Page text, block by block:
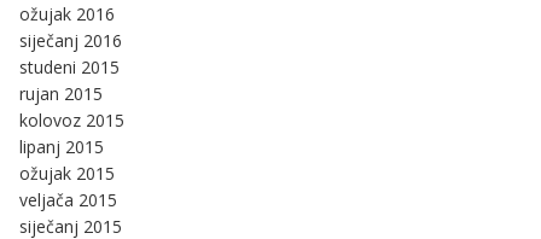
ožujak 2016
siječanj 2016
studeni 2015
rujan 2015
kolovoz 2015
lipanj 2015
ožujak 2015
veljača 2015
siječanj 2015